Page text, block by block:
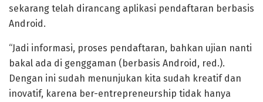
sekarang telah dirancang aplikasi pendaftaran berbasis
Android.
“Jadi informasi, proses pendaftaran, bahkan ujian nanti
bakal ada di genggaman (berbasis Android, red.).
Dengan ini sudah menunjukan kita sudah kreatif dan
inovatif, karena ber-entrepreneurship tidak hanya